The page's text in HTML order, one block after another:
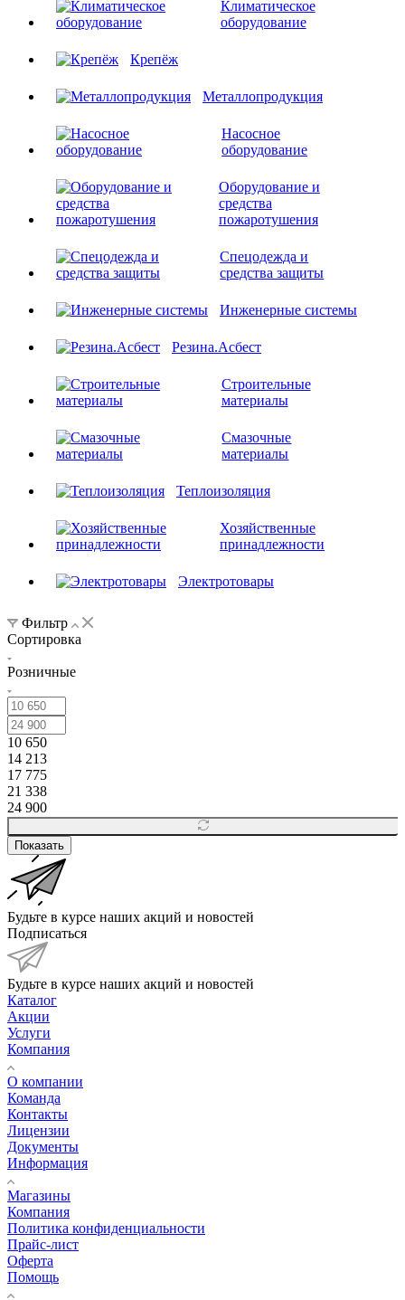
Климатическое
оборудование
Крепёж
Металлопродукция
Насосное
оборудование
Оборудование и
средства
пожаротушения
Спецодежда и
средства защиты
Инженерные системы
Резина.Асбест
Строительные
материалы
Смазочные
материалы
Теплоизоляция
Хозяйственные
принадлежности
Электротовары
Фильтр
Сортировка
Розничные
10 650
14 213
17 775
21 338
24 900
Показать
Будьте в курсе наших акций и новостей
Подписаться
Будьте в курсе наших акций и новостей
Каталог
Акции
Услуги
Компания
О компании
Команда
Контакты
Лицензии
Документы
Информация
Магазины
Компания
Политика конфиденциальности
Прайс-лист
Оферта
Помощь